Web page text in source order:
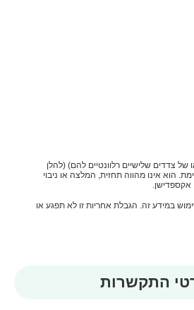
של צדדים שלישיים רלוונטיים להם) (להלן
הוא אינו מהווה תחזית, המלצה או ניבוי
אקספדישן.
במידע זה. הגבלת אחריות זו לא תפגע או
התקשרות